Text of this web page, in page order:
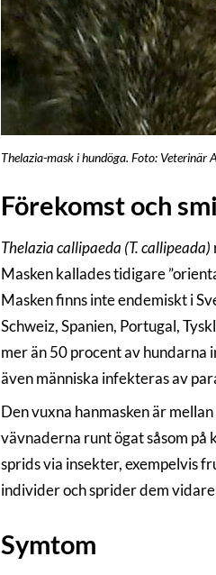
Thelazia-mask i hundöga. Foto: Veterinär
Förekomst och
Thelazia callipaeda (T. callipeada)
Masken kallades tidigare
Masken finns inte endemiskt i
Schweiz, Spanien, Portugal,
mer än 50 procent av hundarna
även människa infekteras av
Den vuxna hanmasken är
vävnaderna runt ögat såsom
sprids via insekter, exempelvis
individer och sprider dem
Symtom